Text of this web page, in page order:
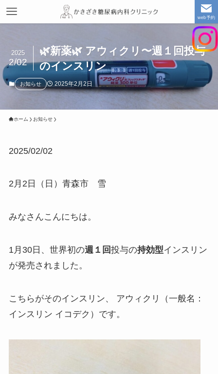
web予約
🌿新薬🌿 アウィクリ〜週１回投与
のインスリン
2025
2/02
お知らせ 2025年2月2日
ホーム お知らせ
2025/02/02
2月2日（日）青森市 雪
みなさんこんにちは。
1月30日、世界初の週１回投与の持効型インスリン
が発売されました。
こちらがそのインスリン、 アウィクリ（一般名：
インスリン イコデク）です。